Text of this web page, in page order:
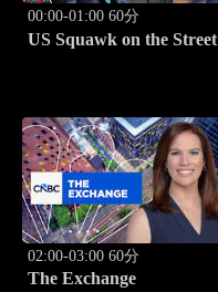
00:00-01:00 60分
US Squawk on the Street
02:00-03:00 60分
The Exchange